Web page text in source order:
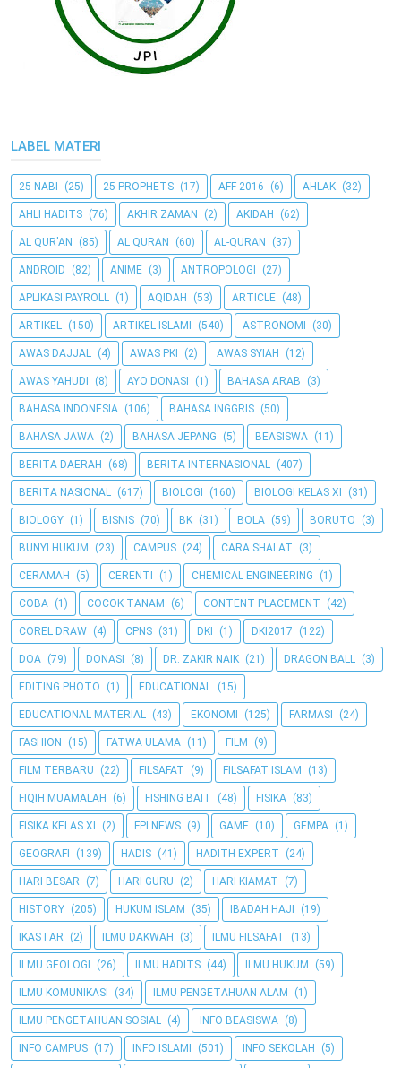
LABEL MATERI
25 NABI (25) 25 PROPHETS (17) AFF 2016 (6) AHLAK (32)
AHLI HADITS (76) AKHIR ZAMAN (2) AKIDAH (62)
AL QUR'AN (85) AL QURAN (60) AL-QURAN (37)
ANDROID (82) ANIME (3) ANTROPOLOGI (27)
APLIKASI PAYROLL (1) AQIDAH (53) ARTICLE (48)
ARTIKEL (150) ARTIKEL ISLAMI (540) ASTRONOMI (30)
AWAS DAJJAL (4) AWAS PKI (2) AWAS SYIAH (12)
AWAS YAHUDI (8) AYO DONASI (1) BAHASA ARAB (3)
BAHASA INDONESIA (106) BAHASA INGGRIS (50)
BAHASA JAWA (2) BAHASA JEPANG (5) BEASISWA (11)
BERITA DAERAH (68) BERITA INTERNASIONAL (407)
BERITA NASIONAL (617) BIOLOGI (160) BIOLOGI KELAS XI (31)
BIOLOGY (1) BISNIS (70) BK (31) BOLA (59) BORUTO (3)
BUNYI HUKUM (23) CAMPUS (24) CARA SHALAT (3)
CERAMAH (5) CERENTI (1) CHEMICAL ENGINEERING (1)
COBA (1) COCOK TANAM (6) CONTENT PLACEMENT (42)
COREL DRAW (4) CPNS (31) DKI (1) DKI2017 (122)
DOA (79) DONASI (8) DR. ZAKIR NAIK (21) DRAGON BALL (3)
EDITING PHOTO (1) EDUCATIONAL (15)
EDUCATIONAL MATERIAL (43) EKONOMI (125) FARMASI (24)
FASHION (15) FATWA ULAMA (11) FILM (9)
FILM TERBARU (22) FILSAFAT (9) FILSAFAT ISLAM (13)
FIQIH MUAMALAH (6) FISHING BAIT (48) FISIKA (83)
FISIKA KELAS XI (2) FPI NEWS (9) GAME (10) GEMPA (1)
GEOGRAFI (139) HADIS (41) HADITH EXPERT (24)
HARI BESAR (7) HARI GURU (2) HARI KIAMAT (7)
HISTORY (205) HUKUM ISLAM (35) IBADAH HAJI (19)
IKASTAR (2) ILMU DAKWAH (3) ILMU FILSAFAT (13)
ILMU GEOLOGI (26) ILMU HADITS (44) ILMU HUKUM (59)
ILMU KOMUNIKASI (34) ILMU PENGETAHUAN ALAM (1)
ILMU PENGETAHUAN SOSIAL (4) INFO BEASISWA (8)
INFO CAMPUS (17) INFO ISLAMI (501) INFO SEKOLAH (5)